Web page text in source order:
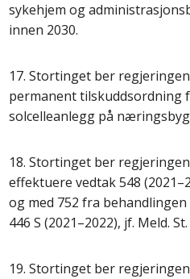
sykehjem og
innen 2030.
17. Stortinget ber
permanent tilskuddsordning
solcelleanlegg på
18. Stortinget ber
effektuere vedtak 548
og med 752 fra
446 S (2021–2022), jf. Meld.
19. Stortinget ber